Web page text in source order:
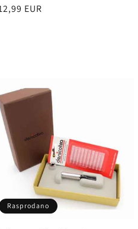
EUR
Rasprodano